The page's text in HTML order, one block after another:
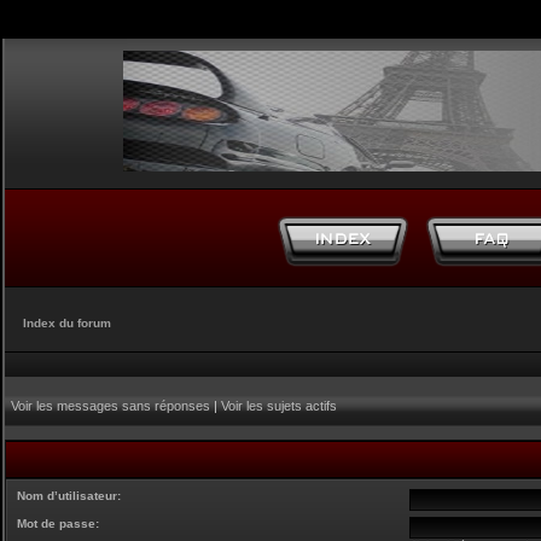
Index du forum
Voir les messages sans réponses|Voir les sujets actifs
Nom d’utilisateur:
Mot de passe: